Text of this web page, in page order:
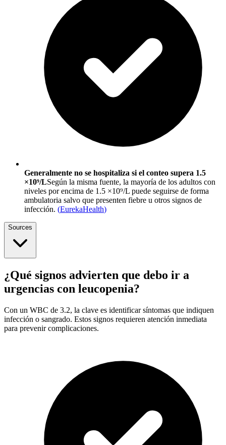
Generalmente no se hospitaliza si el conteo supera 1.5
×10⁹/LSegún la misma fuente, la mayoría de los adultos con
niveles por encima de 1.5 ×10⁹/L puede seguirse de forma
ambulatoria salvo que presenten fiebre u otros signos de
infección. (EurekaHealth)
Sources
¿Qué signos advierten que debo ir a
urgencias con leucopenia?
Con un WBC de 3.2, la clave es identificar síntomas que indiquen
infección o sangrado. Estos signos requieren atención inmediata
para prevenir complicaciones.